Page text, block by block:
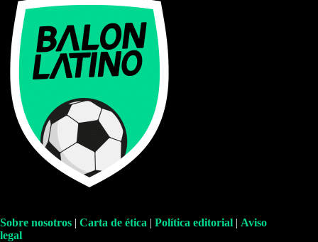
Sobre nosotros | Carta de ética | Política editorial | Aviso
legal